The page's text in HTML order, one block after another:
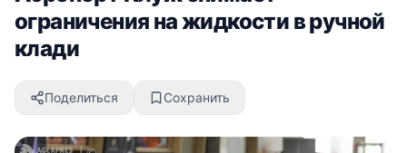
ограничения на жидкости в ручной
клади
Поделиться Сохранить